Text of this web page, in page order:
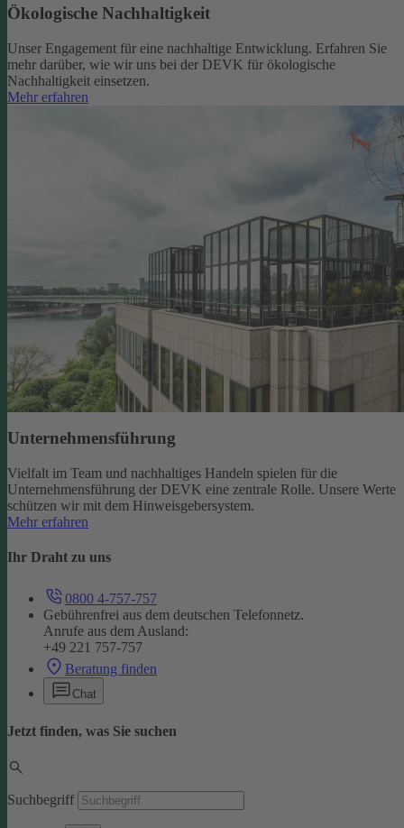
Ökologische Nachhaltigkeit
Unser Engagement für eine nachhaltige Entwicklung. Erfahren Sie
mehr darüber, wie wir uns bei der DEVK für ökologische
Nachhaltigkeit einsetzen.
Mehr erfahren
Unternehmensführung
Vielfalt im Team und nachhaltiges Handeln spielen für die
Unternehmensführung der DEVK eine zentrale Rolle. Unsere Werte
schützen wir mit dem Hinweisgebersystem.
Mehr erfahren
Ihr Draht zu uns
0800 4-757-757
Gebührenfrei aus dem deutschen Telefonnetz.
Anrufe aus dem Ausland:
+49 221 757-757
Beratung finden
Chat
Jetzt finden, was Sie suchen
Suchbegriff